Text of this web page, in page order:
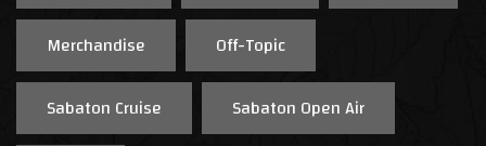
Merchandise
Off-Topic
Sabaton Cruise
Sabaton Open Air